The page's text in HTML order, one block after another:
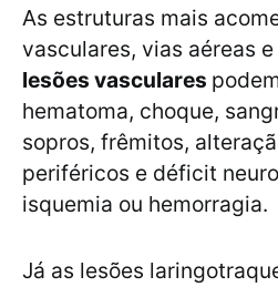
As estruturas mais
vasculares, vias aéreas
lesões vasculares
hematoma, choque,
sopros, frêmitos,
periféricos e déficit
isquemia ou hemorragia.
Já as lesões